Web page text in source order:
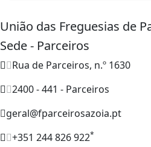
União das Freguesias de
Sede - Parceiros
Rua de Parceiros, n.º 1630
2400 - 441 - Parceiros
geral@fparceirosazoia.pt
+351 244 826 922*